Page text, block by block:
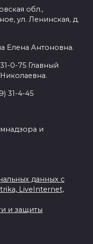
обл.,
ул. Ленинская, д.
Елена Антоновна.
0-75 Главный
31-4-45
и
данных с
LiveInternet,
и защиты